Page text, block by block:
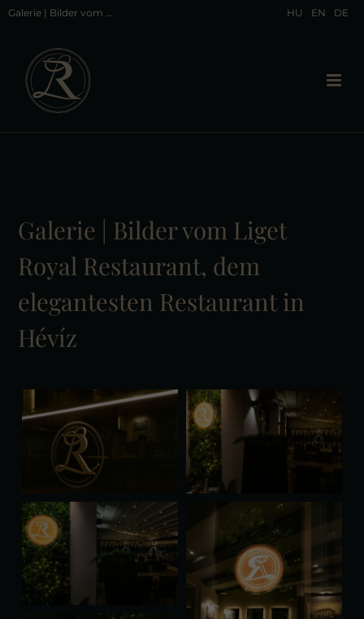
Galerie | Bilder vom Liget Royal Restaurant, dem elegantesten Restaurant in Hévíz HU EN DE
Galerie | Bilder vom Liget
Royal Restaurant, dem
elegantesten Restaurant in
Hévíz